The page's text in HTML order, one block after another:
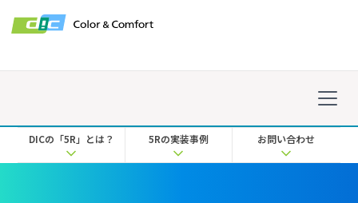
DICの「5R」とは？ 5Rの実装事例 お問い合わせ